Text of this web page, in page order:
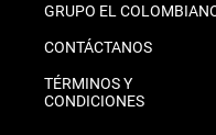
GRUPO EL
CONTÁCTANOS
TÉRMINOS Y
CONDICIONES